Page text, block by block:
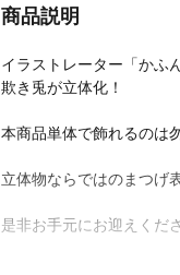
商品説明
イラストレーター「かふ
欺き兎が立体化！
本商品単体で飾れるのは
立体物ならではのまつげ
是非お手元にお迎えくだ